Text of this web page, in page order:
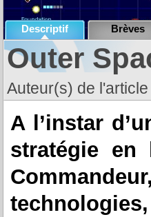
Descriptif Brèves
Outer
Auteur(s) de
A l’instar
stratégie